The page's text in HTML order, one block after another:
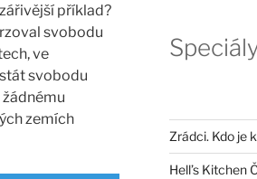
příklad?
svobodu
ve
svobodu
zemích
Zrádci. Kdo je
Hell’s Kitchen